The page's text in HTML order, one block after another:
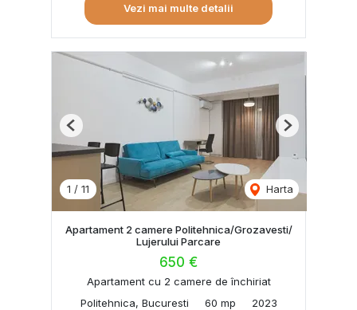
Vezi mai multe detalii
1 / 11 Harta
Previous Next
Apartament 2 camere Politehnica/Grozavesti/
Lujerului Parcare
650 €
Apartament cu 2 camere de închiriat
Politehnica, Bucuresti
60 mp 2023